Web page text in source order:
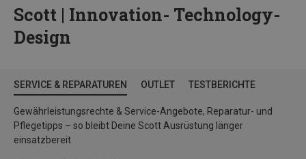
Scott | Innovation- Technology-
Design
SERVICE & REPARATUREN OUTLET TESTBERICHTE
Gewährleistungsrechte & Service-Angebote, Reparatur- und
Pflegetipps – so bleibt Deine Scott Ausrüstung länger
einsatzbereit.